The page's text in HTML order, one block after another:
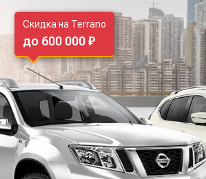
Скидка на Terrano
до 600 000 ₽